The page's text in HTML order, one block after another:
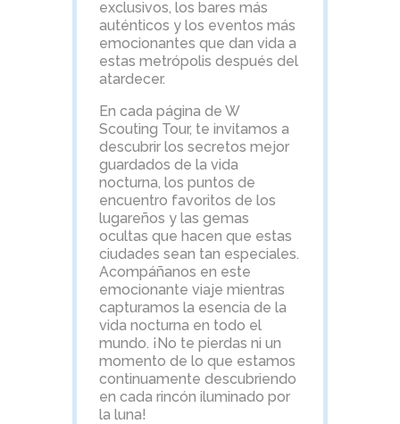
exclusivos, los bares más
auténticos y los eventos más
emocionantes que dan vida a
estas metrópolis después del
atardecer.
En cada página de W
Scouting Tour, te invitamos a
descubrir los secretos mejor
guardados de la vida
nocturna, los puntos de
encuentro favoritos de los
lugareños y las gemas
ocultas que hacen que estas
ciudades sean tan especiales.
Acompáñanos en este
emocionante viaje mientras
capturamos la esencia de la
vida nocturna en todo el
mundo. ¡No te pierdas ni un
momento de lo que estamos
continuamente descubriendo
en cada rincón iluminado por
la luna!